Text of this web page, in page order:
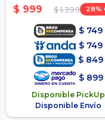
$ 999 $ 1.399 28
$ 749
$ 749
$ 849
$ 899
Disponible PickUp
Disponible Envío